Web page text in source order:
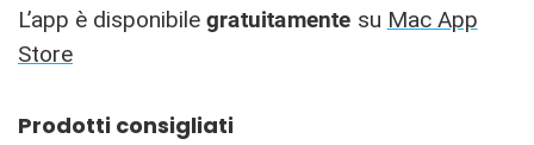
L’app è disponibile gratuitamente su Mac App
Store
Prodotti consigliati